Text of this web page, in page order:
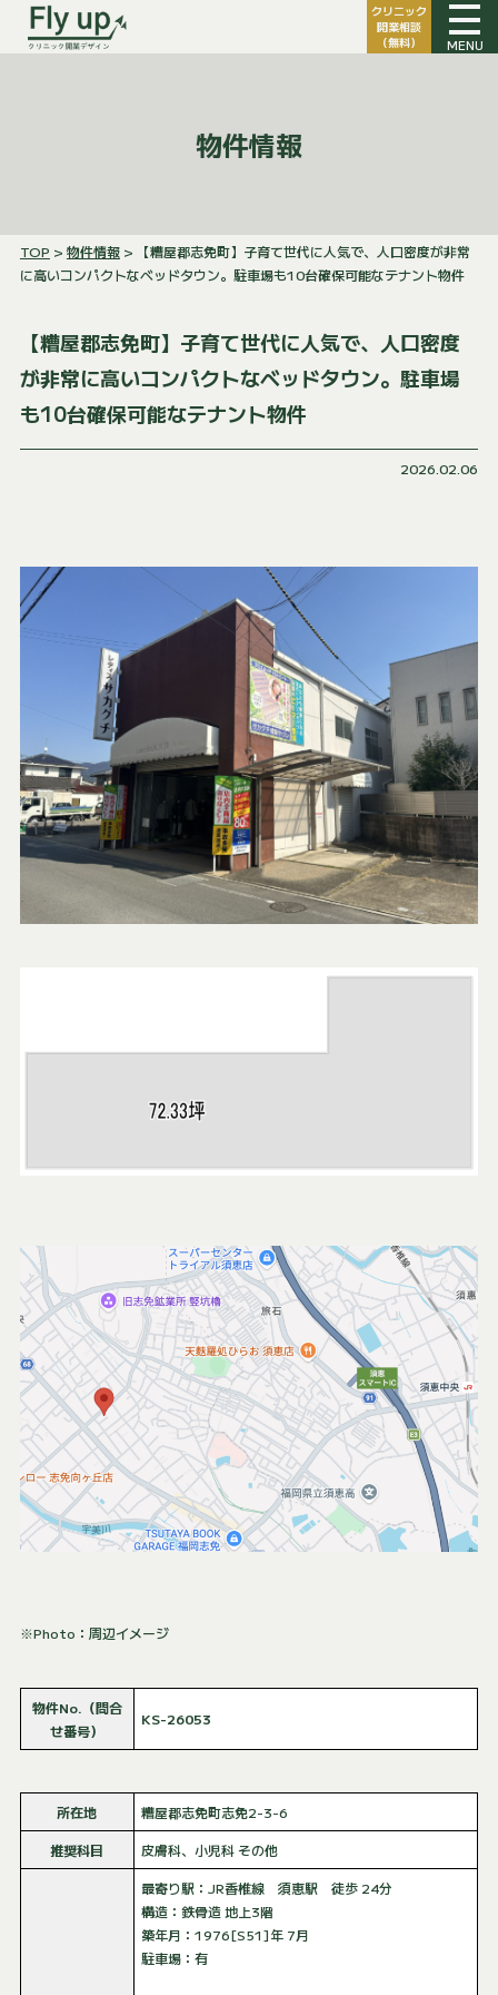
クリニック
開業相談
（無料）
MENU
物件情報
TOP > 物件情報> 【糟屋郡志免町】子育て世代に人気で、人口密度が非常
に高いコンパクトなベッドタウン。駐車場も10台確保可能なテナント物件
【糟屋郡志免町】子育て世代に人気で、人口密度
が非常に高いコンパクトなベッドタウン。駐車場
も10台確保可能なテナント物件
2026.02.06
※Photo：周辺イメージ
物件No.（問合
せ番号）
KS-26053
所在地
糟屋郡志免町志免2-3-6
推奨科目
皮膚科、小児科 その他
最寄り駅：JR香椎線 須恵駅 徒歩 24分
構造：鉄骨造 地上3階
築年月：1976[S51]年 7月
駐車場：有